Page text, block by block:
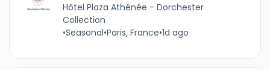
Hôtel Plaza Athénée - Dorchester
Collection
•Seasonal•Paris, France•1d ago